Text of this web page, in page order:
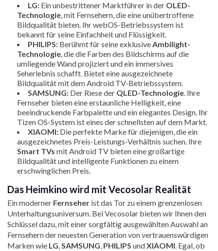
LG: Ein unbestrittener Marktführer in der OLED-
Technologie, mit Fernsehern, die eine unübertroffene
Bildqualität bieten. Ihr webOS-Betriebssystem ist
bekannt für seine Einfachheit und Flüssigkeit.
PHILIPS: Berühmt für seine exklusiveAmbilight-
Technologie, die die Farben des Bildschirms auf die
umliegende Wand projiziert und ein immersives
Seherlebnis schafft. Bietet eine ausgezeichnete
Bildqualität mit dem Android TV-Betriebssystem.
SAMSUNG: Der Riese der QLED-Technologie. Ihre
Fernseher bieten eine erstaunliche Helligkeit, eine
beeindruckende Farbpalette und ein elegantes Design. Ihr
Tizen OS-System ist eines der schnellsten auf dem Markt.
XIAOMI: Die perfekte Marke für diejenigen, die ein
ausgezeichnetes Preis-Leistungs-Verhältnis suchen. Ihre
Smart TVs mit Android TV bieten eine großartige
Bildqualität und intelligente Funktionen zu einem
erschwinglichen Preis.
Das Heimkino wird mit Vecosolar Realität
Ein moderner Fernseher ist das Tor zu einem grenzenlosen
Unterhaltungsuniversum. Bei Vecosolar bieten wir Ihnen den
Schlüssel dazu, mit einer sorgfältig ausgewählten Auswahl an
Fernsehern der neuesten Generation von vertrauenswürdigen
Marken wie LG,SAMSUNG, PHILIPS undXIAOMI. Egal, ob